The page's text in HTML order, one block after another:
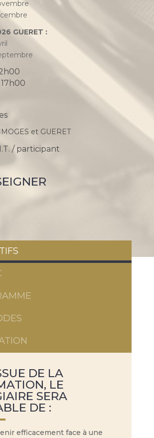
GUERET :
et GUERET
/ participant
DE LA
LE
SERA
DE :
efficacement face à une